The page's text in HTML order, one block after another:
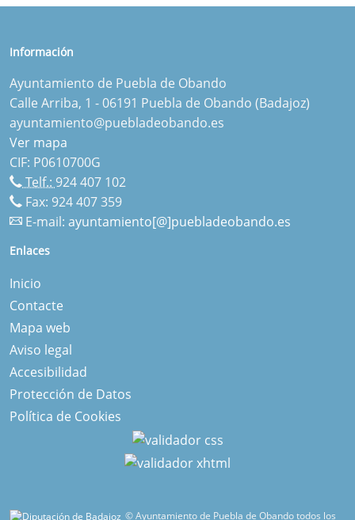
Información
Ayuntamiento de Puebla de Obando
Calle Arriba, 1 - 06191 Puebla de Obando (Badajoz)
ayuntamiento@puebladeobando.es
Ver mapa
CIF: P0610700G
Telf.: 924 407 102
Fax: 924 407 359
E-mail: ayuntamiento[@]puebladeobando.es
Enlaces
Inicio
Contacte
Mapa web
Aviso legal
Accesibilidad
Protección de Datos
Política de Cookies
© Ayuntamiento de Puebla de Obando todos los